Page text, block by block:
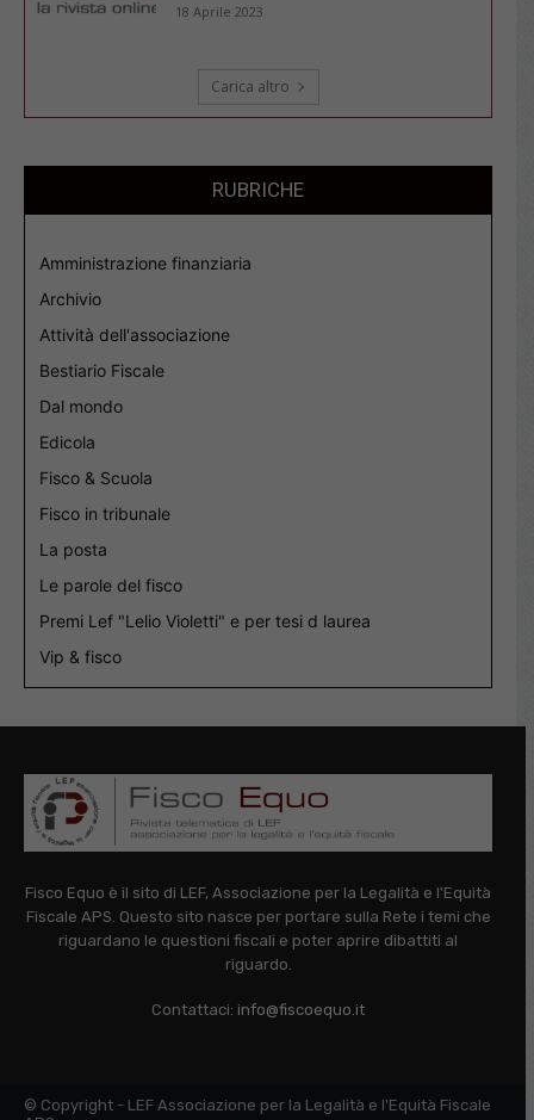
18 Aprile 2023
Carica altro
RUBRICHE
Amministrazione finanziaria
Archivio
Attività dell'associazione
Bestiario Fiscale
Dal mondo
Edicola
Fisco & Scuola
Fisco in tribunale
La posta
Le parole del fisco
Premi Lef "Lelio Violetti" e per tesi d laurea
Vip & fisco
Fisco Equo è il sito di LEF, Associazione per la Legalità e l'Equità
Fiscale APS. Questo sito nasce per portare sulla Rete i temi che
riguardano le questioni fiscali e poter aprire dibattiti al
riguardo.
Contattaci: info@fiscoequo.it
© Copyright - LEF Associazione per la Legalità e l'Equità Fiscale